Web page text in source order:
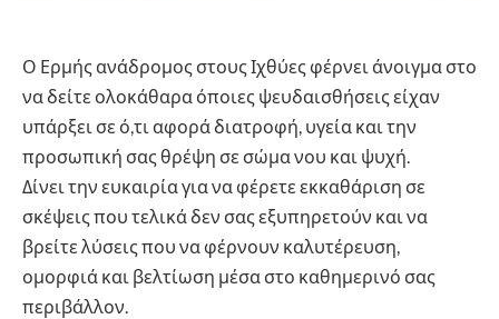
Ο Ερμής ανάδρομος στους Ιχθύες φέρνει άνοιγμα στο
να δείτε ολοκάθαρα όποιες ψευδαισθήσεις είχαν
υπάρξει σε ό,τι αφορά διατροφή, υγεία και την
προσωπική σας θρέψη σε σώμα νου και ψυχή.
Δίνει την ευκαιρία για να φέρετε εκκαθάριση σε
σκέψεις που τελικά δεν σας εξυπηρετούν και να
βρείτε λύσεις που να φέρνουν καλυτέρευση,
ομορφιά και βελτίωση μέσα στο καθημερινό σας
περιβάλλον.